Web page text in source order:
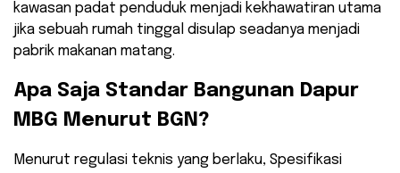
kawasan padat penduduk menjadi kekhawatiran utama
jika sebuah rumah tinggal disulap seadanya menjadi
pabrik makanan matang.
​Apa Saja Standar Bangunan Dapur
MBG Menurut BGN?
​Menurut regulasi teknis yang berlaku, Spesifikasi